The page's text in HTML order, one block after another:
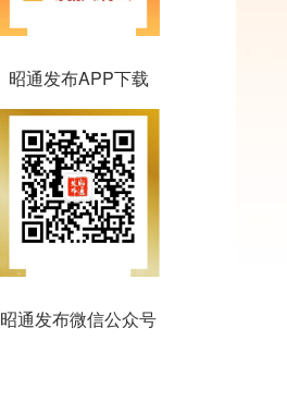
昭通发布APP下载
昭通发布微信公众号